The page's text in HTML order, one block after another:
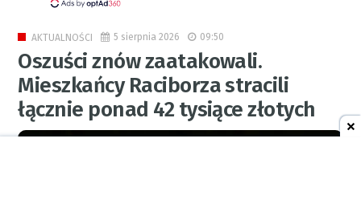
AKTUALNOŚCI 5 sierpnia 2026 09:50
Oszuści znów zaatakowali.
Mieszkańcy Raciborza stracili
łącznie ponad 42 tysiące złotych